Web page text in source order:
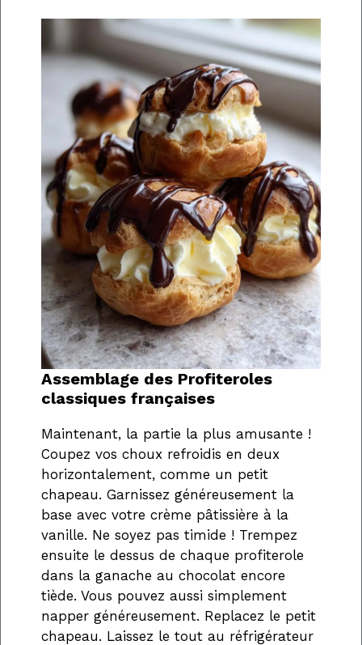
Assemblage des Profiteroles
classiques françaises
Maintenant, la partie la plus amusante !
Coupez vos choux refroidis en deux
horizontalement, comme un petit
chapeau. Garnissez généreusement la
base avec votre crème pâtissière à la
vanille. Ne soyez pas timide ! Trempez
ensuite le dessus de chaque profiterole
dans la ganache au chocolat encore
tiède. Vous pouvez aussi simplement
napper généreusement. Replacez le petit
chapeau. Laissez le tout au réfrigérateur